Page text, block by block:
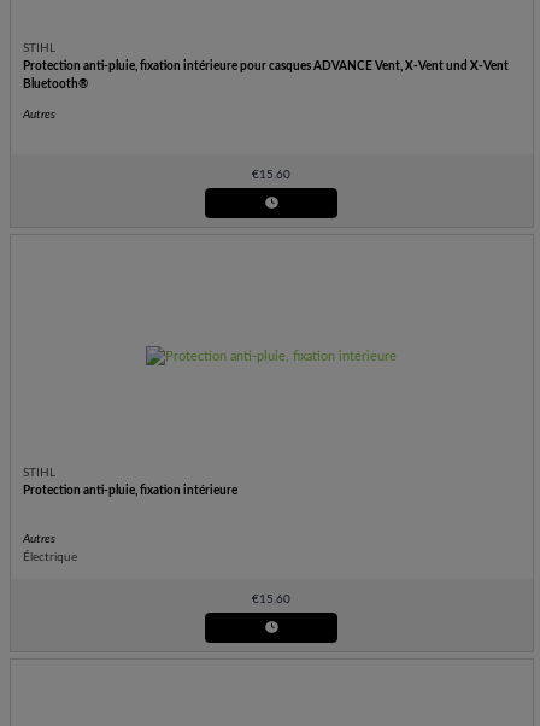
STIHL
Protection anti-pluie, fixation intérieure pour casques ADVANCE Vent, X-Vent und X-Vent
Bluetooth®
Autres
€15.60
STIHL
Protection anti-pluie, fixation intérieure
Autres
Électrique
€15.60